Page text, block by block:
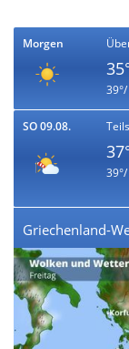
Morgen
39°/
SO 09.08.
39°/
Griechenland-